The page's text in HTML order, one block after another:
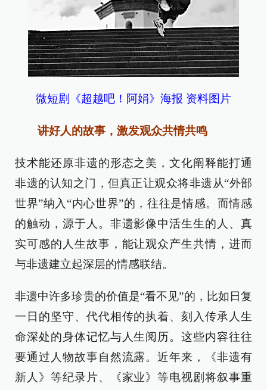
微短剧《超越吧！阿娟》海报 资料图片
讲好人的故事，激发观众共情共鸣
技术能还原非遗的形态之美，文化阐释能打通
非遗的认知之门，但真正让观众将非遗从“外部
世界”纳入“内心世界”的，往往是情感。而情感
的触动，源于人。非遗影像中活生生的人、真
实可感的人生故事，能让观众产生共情，进而
与非遗建立起深层的情感联结。
非遗中许多珍贵的价值是“看不见”的，比如日复
一日的坚守、代代相传的执着、刻入传承人生
命深处的身体记忆与人生阅历。这些内容往往
要通过人物故事自然流露。近年来，《非遗有
新人》等纪录片、《家业》等电视剧将叙事重